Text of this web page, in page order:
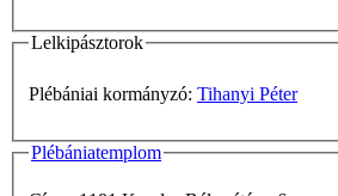
Lelkipásztorok
Plébániai kormányzó: Tihanyi Péter
Plébániatemplom